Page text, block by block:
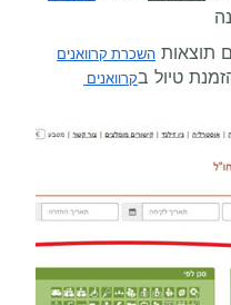
תוצאות השכרת קרוואנים
טיול ב